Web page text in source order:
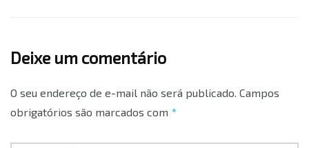
Deixe um comentário
O seu endereço de e-mail não será publicado. Campos
obrigatórios são marcados com *